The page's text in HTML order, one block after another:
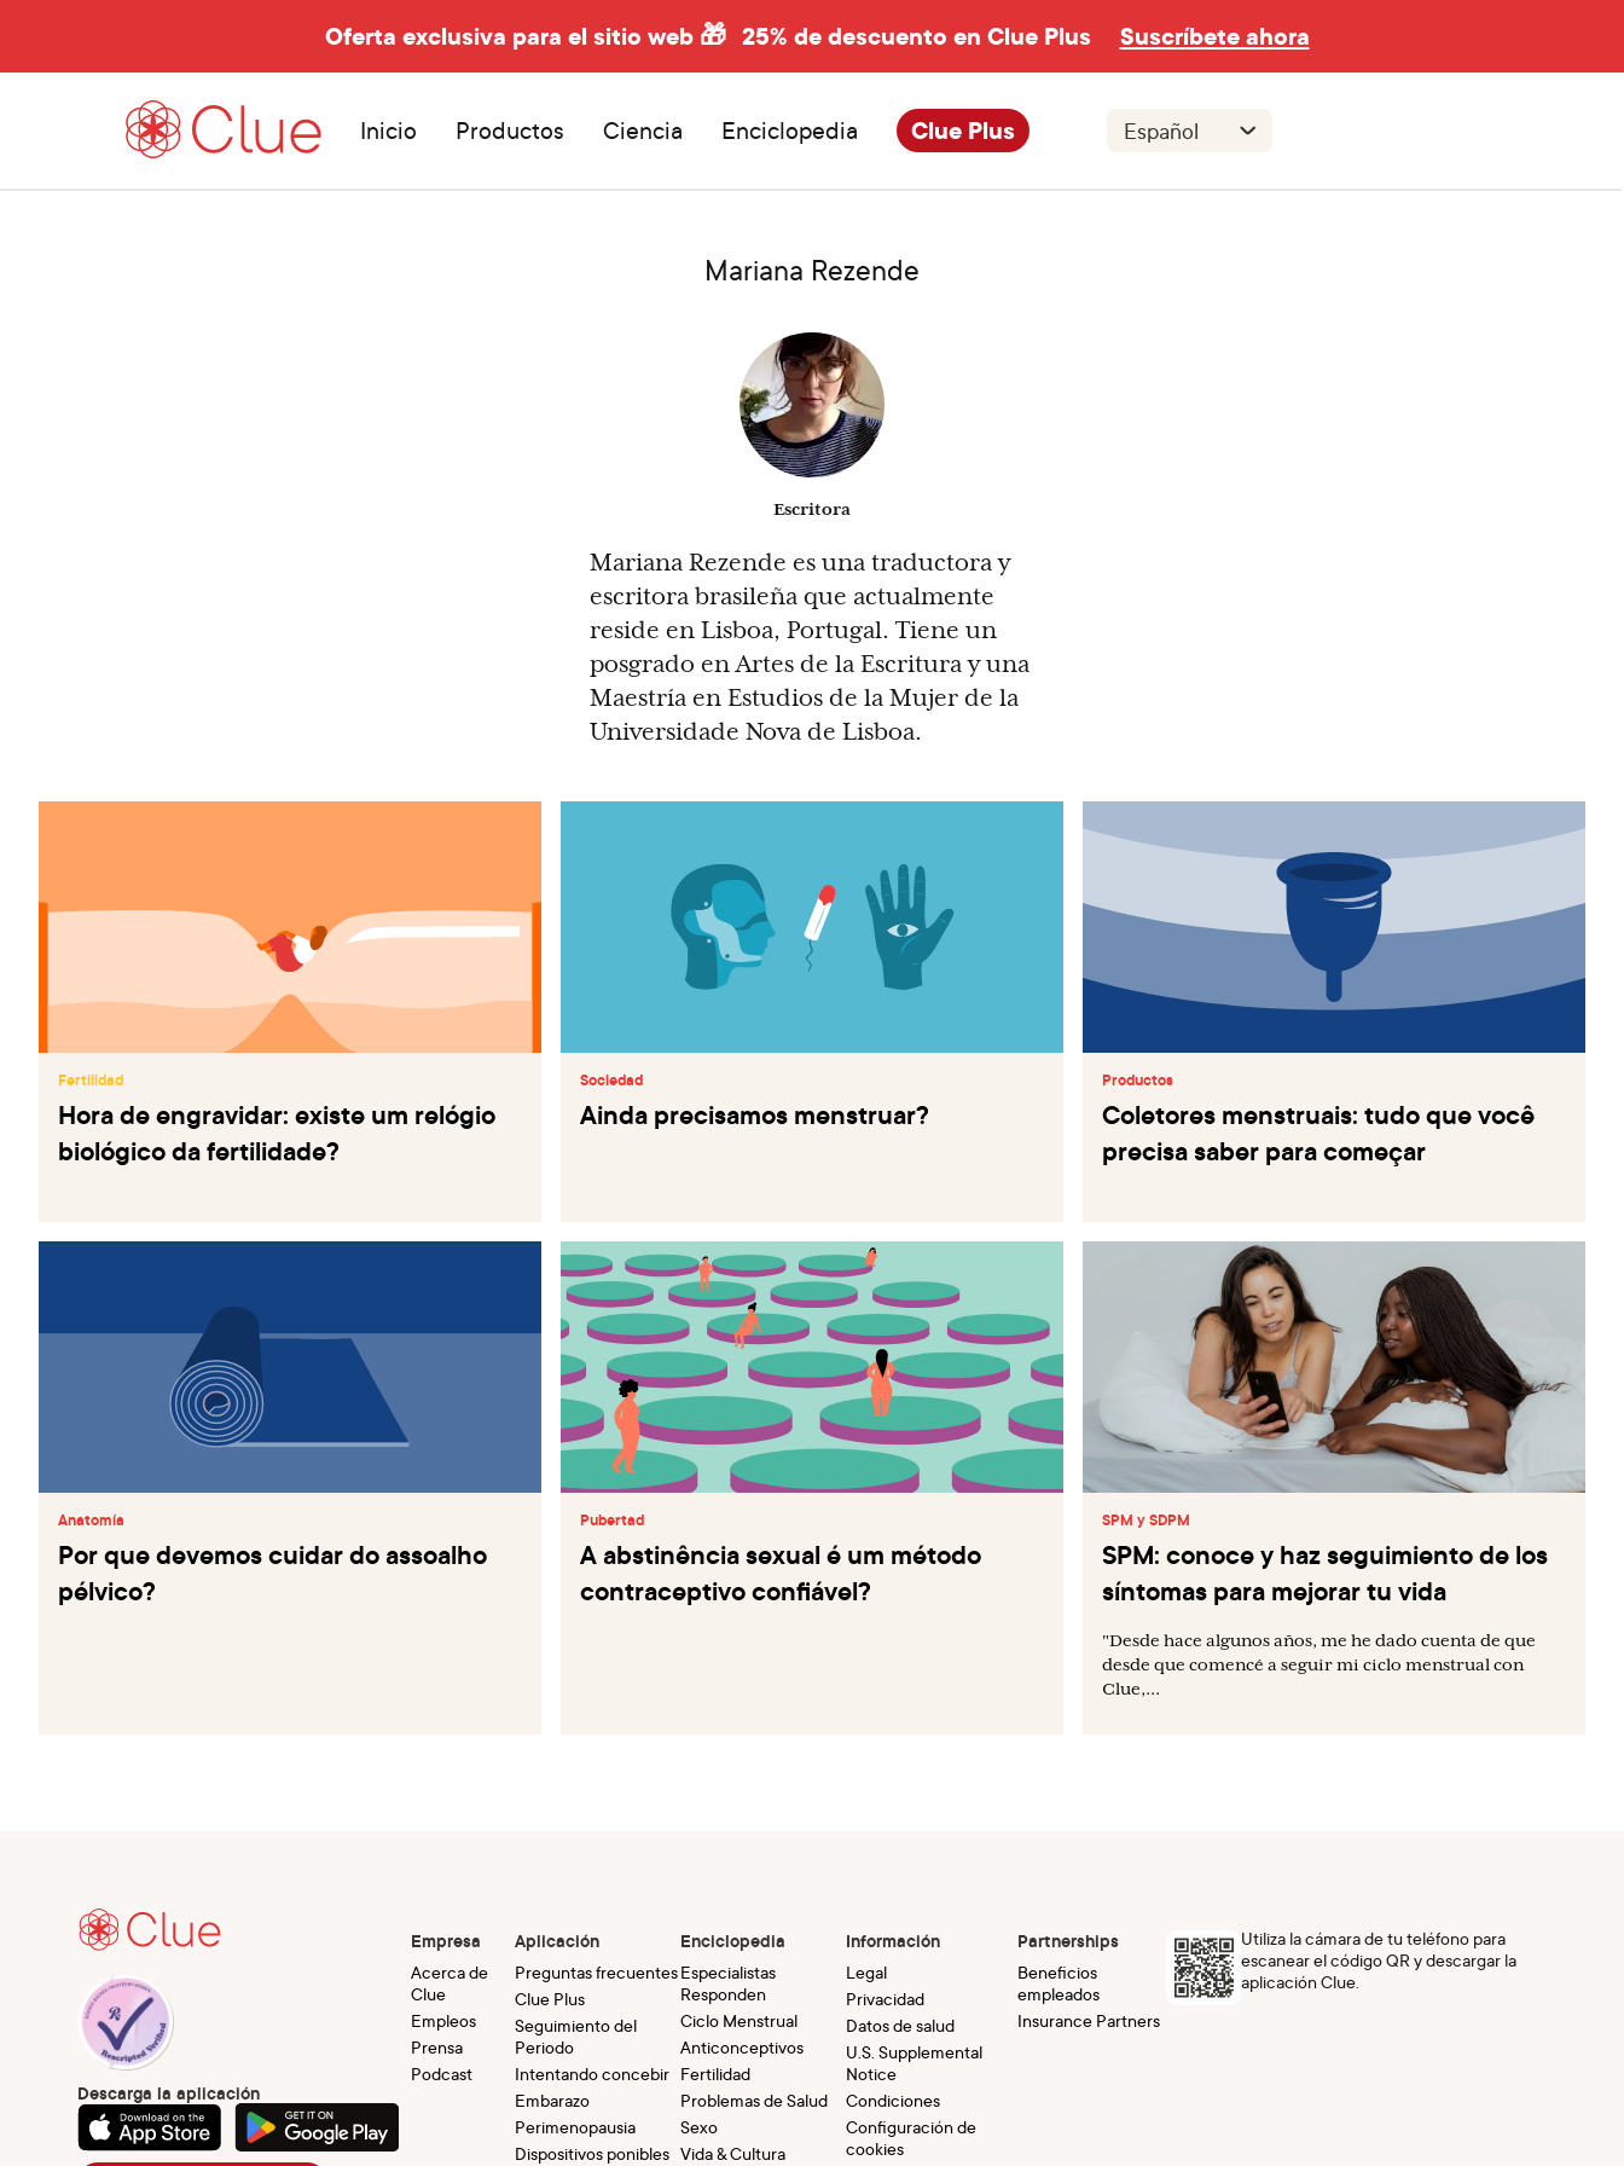
Oferta exclusiva para el sitio web 🎁 25% de descuento en Clue Plus Suscríbete ahora
Inicio Productos Ciencia Enciclopedia Clue Plus
Mariana Rezende
Escritora
Mariana Rezende es una traductora y
escritora brasileña que actualmente
reside en Lisboa, Portugal. Tiene un
posgrado en Artes de la Escritura y una
Maestría en Estudios de la Mujer de la
Universidade Nova de Lisboa.
Fertilidad
Hora de engravidar: existe um relógio
biológico da fertilidade?
Sociedad
Ainda precisamos menstruar?
Productos
Coletores menstruais: tudo que você
precisa saber para começar
Anatomía
Por que devemos cuidar do assoalho
pélvico?
Pubertad
A abstinência sexual é um método
contraceptivo confiável?
SPM y SDPM
SPM: conoce y haz seguimiento de los
síntomas para mejorar tu vida
"Desde hace algunos años, me he dado cuenta de que
desde que comencé a seguir mi ciclo menstrual con
Clue,...
Descarga la aplicación
Empresa
Acerca de
Clue
Empleos
Prensa
Podcast
Aplicación
Preguntas frecuentes
Clue Plus
Seguimiento del
Periodo
Intentando concebir
Embarazo
Perimenopausia
Dispositivos ponibles
Enciclopedia
Especialistas
Responden
Ciclo Menstrual
Anticonceptivos
Fertilidad
Problemas de Salud
Sexo
Vida & Cultura
Información
Legal
Privacidad
Datos de salud
U.S. Supplemental
Notice
Condiciones
Configuración de
cookies
Partnerships
Beneficios
empleados
Insurance Partners
Utiliza la cámara de tu teléfono para
escanear el código QR y descargar la
aplicación Clue.